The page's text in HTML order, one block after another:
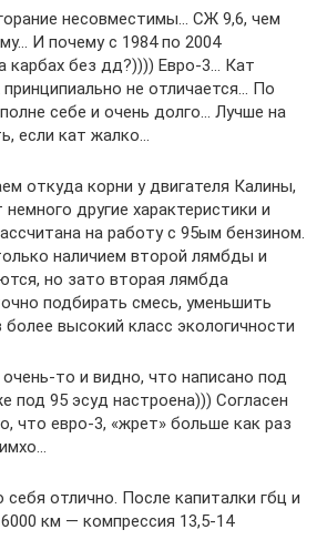
несовместимы… СЖ 9,6, чем
И почему с 1984 по 2004
карбах без дд?)))) Евро-3… Кат
не отличается… По
себе и очень долго… Лучше на
если кат жалко…
откуда корни у двигателя Калины,
другие характеристики и
на работу с 95ым бензином.
наличием второй лямбды и
но зато вторая лямбда
подбирать смесь, уменьшить
более высокий класс экологичности
то и видно, что написано под
под 95 эсуд настроена))) Согласен
что евро-3, «жрет» больше как раз
отлично. После капиталки гбц и
км — компрессия 13,5-14